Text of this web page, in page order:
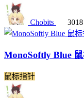
Chobits 3018
MonoSoftly Blue
鼠标指针